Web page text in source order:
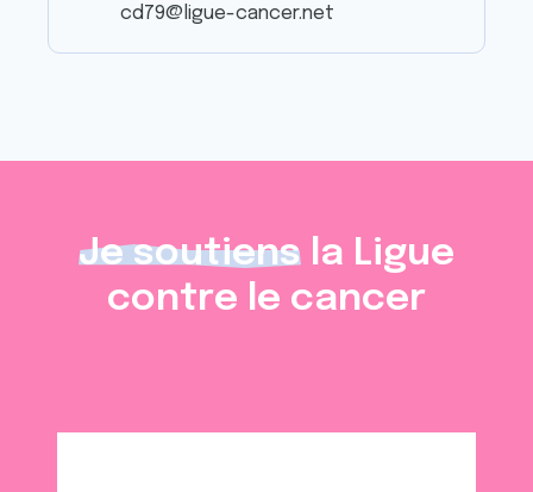
cd79@ligue-cancer.net
Je soutiens la Ligue
contre le cancer